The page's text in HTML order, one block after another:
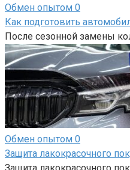
Обмен опытом 0
Как подготовить
После сезонной замены
Обмен опытом 0
Защита лакокрасочного
Защита лакокрасочного